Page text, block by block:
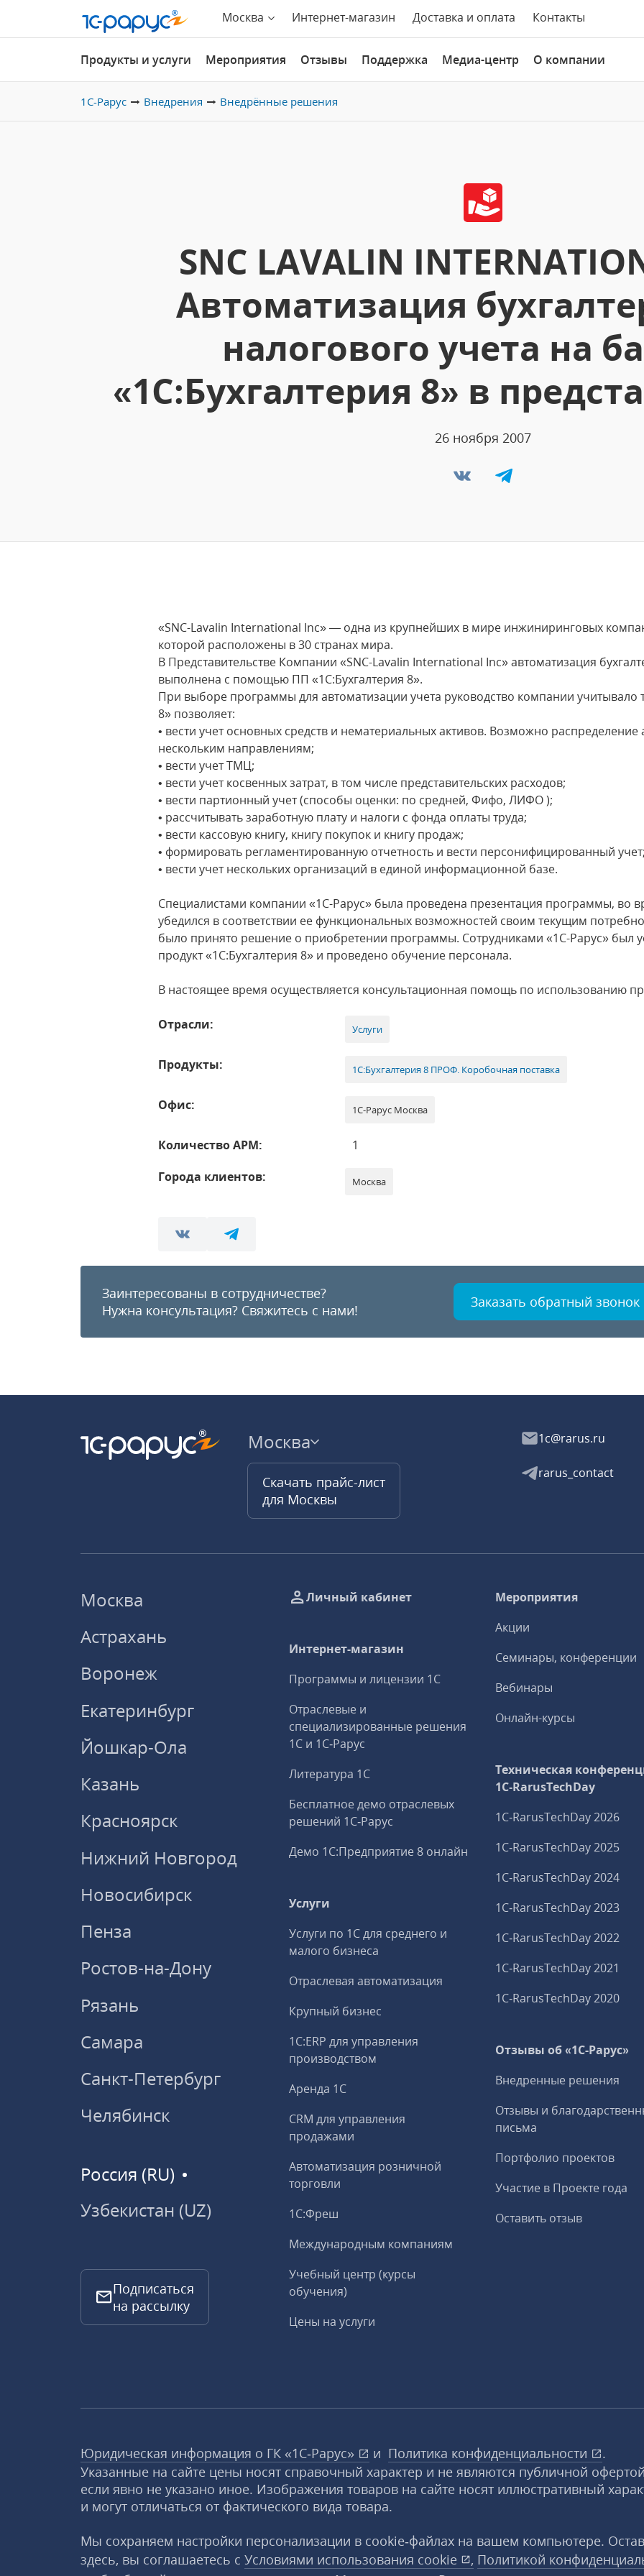
Москва Интернет-магазин Доставка и оплата Контакты
Продукты и услуги Мероприятия Отзывы Поддержка Медиа-центр О компании
1С-Рарус Внедрения Внедрённые решения
SNC LAVALIN
Автоматизация
налогового учета на
«1С:Бухгалтерия 8» в
26 ноября 2007
«SNC-Lavalin International Inc» — одна из крупнейших в мире инжиниринговых
которой расположены в 30 странах мира.
В Представительстве Компании «SNC-Lavalin International Inc» автоматизация
выполнена с помощью ПП «1С:Бухгалтерия 8».
При выборе программы для автоматизации учета руководство компании учитывало
8» позволяет:
• вести учет основных средств и нематериальных активов. Возможно
нескольким направлениям;
• вести учет ТМЦ;
• вести учет косвенных затрат, в том числе представительских расходов;
• вести партионный учет (способы оценки: по средней, Фифо, ЛИФО );
• рассчитывать заработную плату и налоги с фонда оплаты труда;
• вести кассовую книгу, книгу покупок и книгу продаж;
• формировать регламентированную отчетность и вести персонифицированный учет;
• вести учет нескольких организаций в единой информационной базе.
Специалистами компании «1С-Рарус» была проведена презентация программы, во
убедился в соответствии ее функциональных возможностей своим текущим
было принято решение о приобретении программы. Сотрудниками «1С-Рарус» был
продукт «1С:Бухгалтерия 8» и проведено обучение персонала.
В настоящее время осуществляется консультационная помощь по использованию
Отрасли: Услуги
Продукты: 1С:Бухгалтерия 8 ПРОФ. Коробочная поставка
Офис: 1С-Рарус Москва
Количество АРМ:
1
Города клиентов:
Москва
Заинтересованы в сотрудничестве?
Нужна консультация? Свяжитесь с нами! Заказать обратный звонок
Москва
Скачать прайс-лист
для Москвы
1c@rarus.ru
rarus_contact
Москва
Астрахань
Воронеж
Екатеринбург
Йошкар-Ола
Казань
Красноярск
Нижний Новгород
Новосибирск
Пенза
Ростов-на-Дону
Рязань
Самара
Санкт-Петербург
Челябинск
Россия (RU)
Узбекистан (UZ)
Подписаться
на рассылку
Личный кабинет
Интернет-магазин
Программы и лицензии 1С
Отраслевые и
специализированные решения
1С и 1С‑Рарус
Литература 1С
Бесплатное демо отраслевых
решений 1С‑Рарус
Демо 1С:Предприятие 8 онлайн
Услуги
Услуги по 1С для среднего и
малого бизнеса
Отраслевая автоматизация
Крупный бизнес
1С:ERP для управления
производством
Аренда 1С
CRM для управления
продажами
Автоматизация розничной
торговли
1С:Фреш
Международным компаниям
Учебный центр (курсы
обучения)
Цены на услуги
Мероприятия
Акции
Семинары, конференции
Вебинары
Онлайн-курсы
Техническая
1C‑RarusTechDay
1C‑RarusTechDay 2026
1C‑RarusTechDay 2025
1C‑RarusTechDay 2024
1C‑RarusTechDay 2023
1C‑RarusTechDay 2022
1C‑RarusTechDay 2021
1C‑RarusTechDay 2020
Отзывы об «1С-Рарус»
Внедренные решения
Отзывы и
письма
Портфолио проектов
Участие в Проекте года
Оставить отзыв
Юридическая информация о ГК «1С‑Рарус» и Политика конфиденциальности
.
Указанные на сайте цены носят справочный характер и не являются публичной
если явно не указано иное. Изображения товаров на сайте носят иллюстративный
и могут отличаться от фактического вида товара.
Мы сохраняем настройки персонализации в cookie‑файлах на вашем компьютере.
здесь, вы соглашаетесь с Условиями использования cookie , Политикой